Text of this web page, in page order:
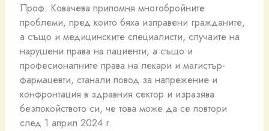
Проф. Ковачева припомня многобройните
проблеми, пред които бяха изправени гражданите,
а също и медицинските специалисти, случаите на
нарушени права на пациенти, а също и
професионалните права на лекари и магистър-
фармацевти, станали повод за напрежение и
конфронтация в здравния сектор и изразява
безпокойството си, че това може да се повтори
след 1 април 2024 г.